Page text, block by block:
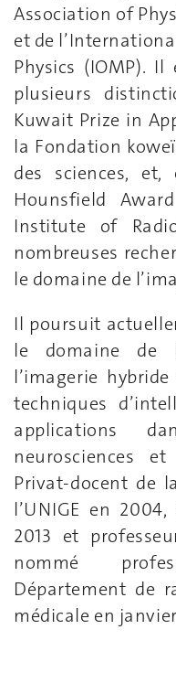
Association of
et de
Physics (IOMP).
plusieurs
Kuwait Prize in
la Fondation
des sciences,
Hounsfield
Institute of
nombreuses
le domaine de
Il poursuit
le domaine de
l’imagerie
techniques
applications
neurosciences
Privat-docent de
l’UNIGE en
2013 et
nommé
Département de
médicale en